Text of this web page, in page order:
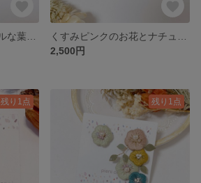
2,500円
残り1点 残り1点